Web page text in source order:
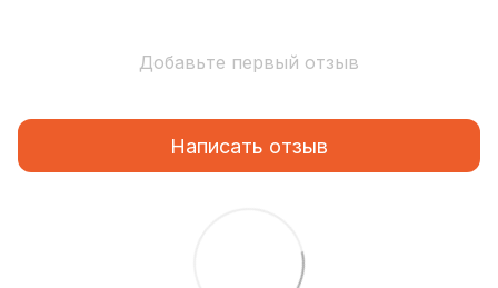
Добавьте первый отзыв
Написать отзыв